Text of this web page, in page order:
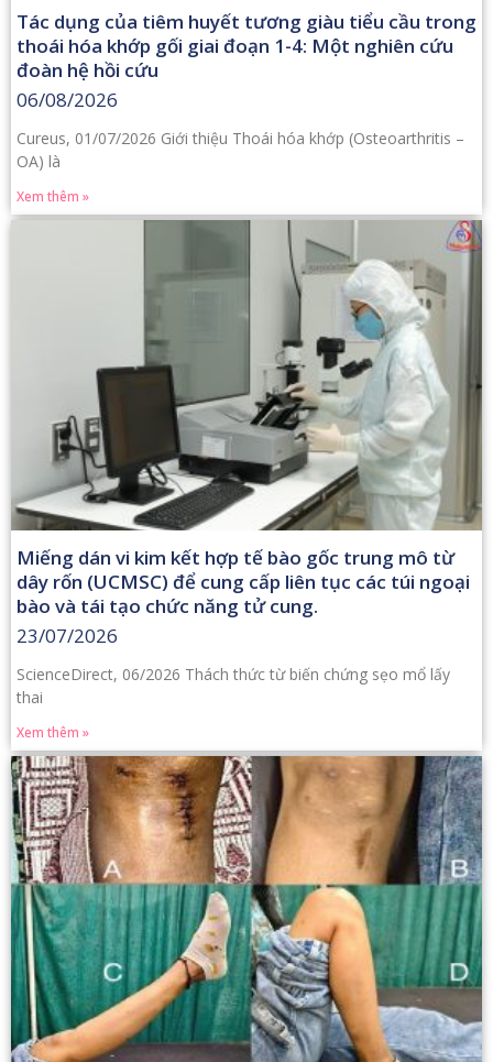
Tác dụng của tiêm huyết tương giàu tiểu cầu trong
thoái hóa khớp gối giai đoạn 1-4: Một nghiên cứu
đoàn hệ hồi cứu
06/08/2026
Cureus, 01/07/2026 Giới thiệu Thoái hóa khớp (Osteoarthritis –
OA) là
Xem thêm »
Miếng dán vi kim kết hợp tế bào gốc trung mô từ
dây rốn (UCMSC) để cung cấp liên tục các túi ngoại
bào và tái tạo chức năng tử cung.
23/07/2026
ScienceDirect, 06/2026 Thách thức từ biến chứng sẹo mổ lấy
thai
Xem thêm »